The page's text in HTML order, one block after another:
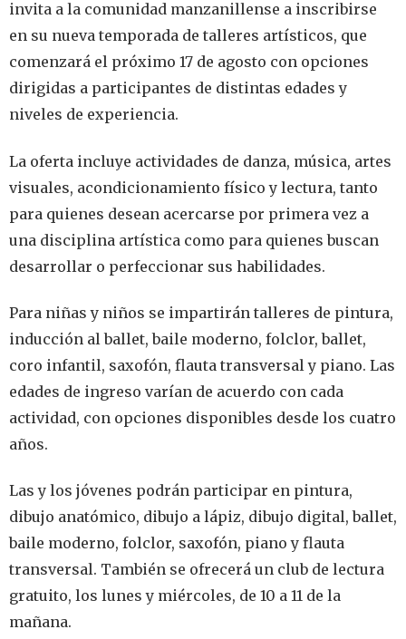
invita a la comunidad manzanillense a inscribirse
en su nueva temporada de talleres artísticos, que
comenzará el próximo 17 de agosto con opciones
dirigidas a participantes de distintas edades y
niveles de experiencia.
La oferta incluye actividades de danza, música, artes
visuales, acondicionamiento físico y lectura, tanto
para quienes desean acercarse por primera vez a
una disciplina artística como para quienes buscan
desarrollar o perfeccionar sus habilidades.
Para niñas y niños se impartirán talleres de pintura,
inducción al ballet, baile moderno, folclor, ballet,
coro infantil, saxofón, flauta transversal y piano. Las
edades de ingreso varían de acuerdo con cada
actividad, con opciones disponibles desde los cuatro
años.
Las y los jóvenes podrán participar en pintura,
dibujo anatómico, dibujo a lápiz, dibujo digital, ballet,
baile moderno, folclor, saxofón, piano y flauta
transversal. También se ofrecerá un club de lectura
gratuito, los lunes y miércoles, de 10 a 11 de la
mañana.